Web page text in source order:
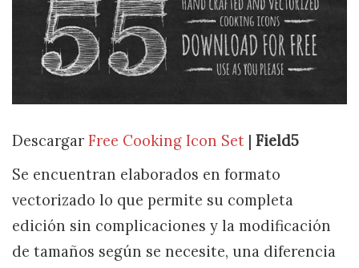
Descargar Free Cooking Icon Set | Field5
Se encuentran elaborados en formato
vectorizado lo que permite su completa
edición sin complicaciones y la modificación
de tamaños según se necesite, una diferencia